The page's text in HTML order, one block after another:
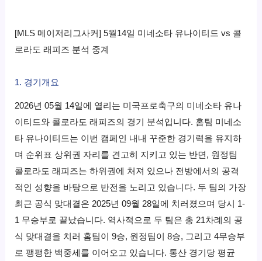
[MLS 메이저리그사커] 5월14일 미네소타 유나이티드 vs 콜
로라도 래피즈 분석 중계
1. 경기개요
2026년 05월 14일에 열리는 미국프로축구의 미네소타 유나
이티드와 콜로라도 래피즈의 경기 분석입니다. 홈팀 미네소
타 유나이티드는 이번 캠페인 내내 꾸준한 경기력을 유지하
며 순위표 상위권 자리를 견고히 지키고 있는 반면, 원정팀
콜로라도 래피즈는 하위권에 처져 있으나 전방에서의 공격
적인 성향을 바탕으로 반전을 노리고 있습니다. 두 팀의 가장
최근 공식 맞대결은 2025년 09월 28일에 치러졌으며 당시 1-
1 무승부로 끝났습니다. 역사적으로 두 팀은 총 21차례의 공
식 맞대결을 치러 홈팀이 9승, 원정팀이 8승, 그리고 4무승부
로 팽팽한 백중세를 이어오고 있습니다. 통산 경기당 평균